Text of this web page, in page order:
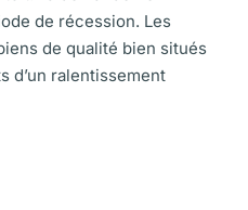
de récession. Les
de qualité bien situés
d’un ralentissement